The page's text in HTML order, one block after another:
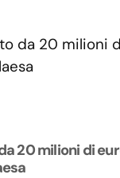
20 milioni di